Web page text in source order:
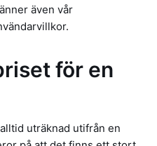
även vår
för en
uträknad utifrån en